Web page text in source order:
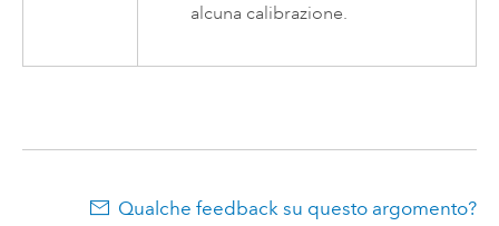
alcuna calibrazione.
Qualche feedback su questo argomento?